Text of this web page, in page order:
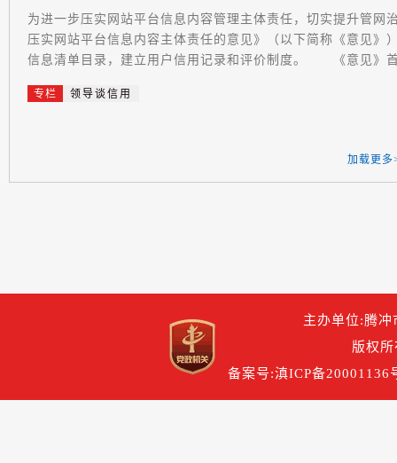
为进一步压实网站平台信息内容管理主体责任，切实提升管网
压实网站平台信息内容主体责任的意见》（以下简称《意见》
信息清单目录，建立用户信用记录和评价制度。 《意见》
专栏 领导谈信用
加载更多
主办单位:腾
版权
备案号:滇ICP备20001136